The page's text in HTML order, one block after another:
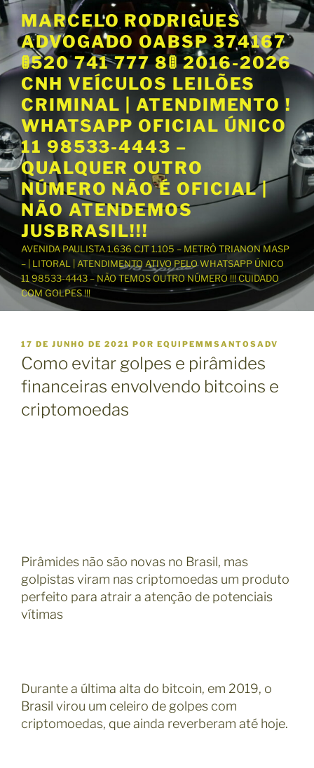
P
u
a
r
r
a
o
c
o
n
t
ú
d
MARCELO RODRIGUES
ADVOGADO OABSP 374167
🚦520 741 777 8🚦 2016-2026
CNH VEÍCULOS LEILÕES
CRIMINAL | ATENDIMENTO !
WHATSAPP OFICIAL ÚNICO
11 98533-4443 –
QUALQUER OUTRO
NÚMERO NÃO É OFICIAL |
NÃO ATENDEMOS
JUSBRASIL!!!
AVENIDA PAULISTA 1.636 CJT 1.105 – METRÔ TRIANON MASP
– | LITORAL | ATENDIMENTO ATIVO PELO WHATSAPP ÚNICO
11 98533-4443 – NÃO TEMOS OUTRO NÚMERO !!! CUIDADO
COM GOLPES !!!
P
U
B
L
I
C
A
17 DE JUNHO DE 2021 POR EQUIPEMMSANTOSADV
Como evitar golpes e pirâmides
financeiras envolvendo bitcoins e
criptomoedas
Pirâmides não são novas no Brasil, mas
golpistas viram nas criptomoedas um produto
perfeito para atrair a atenção de potenciais
vítimas
Durante a última alta do bitcoin, em 2019, o
Brasil virou um celeiro de golpes com
criptomoedas, que ainda reverberam até hoje.